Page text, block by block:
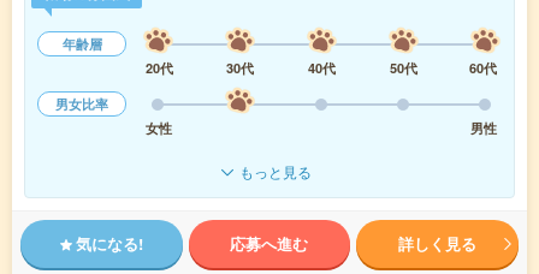
年齢層
20代
30代 40代 50代
60代
男女比率
女性
男性
もっと見る
気になる! 応募へ進む 詳しく見る